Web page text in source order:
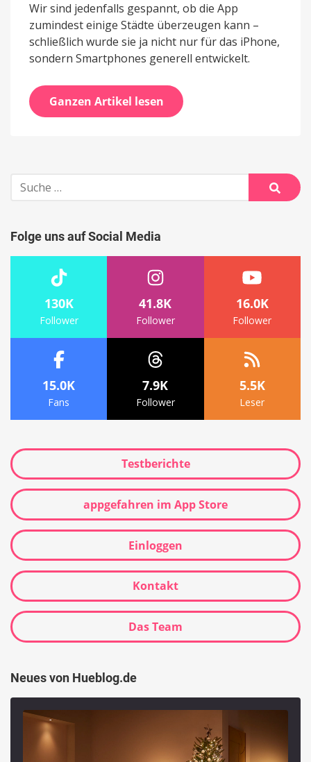
Wir sind jedenfalls gespannt, ob die App
zumindest einige Städte überzeugen kann –
schließlich wurde sie ja nicht nur für das iPhone,
sondern Smartphones generell entwickelt.
Ganzen Artikel lesen
Suche
nach:
Suche
Folge uns auf Social Media
130K
Follower
41.8K
Follower
16.0K
Follower
15.0K
Fans
7.9K
Follower
5.5K
Leser
Testberichte
appgefahren im App Store
Einloggen
Kontakt
Das Team
Neues von Hueblog.de